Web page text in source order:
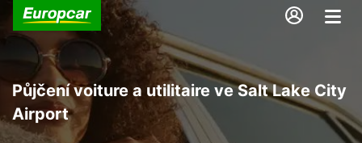
Půjčení voiture a utilitaire ve Salt Lake City
Airport